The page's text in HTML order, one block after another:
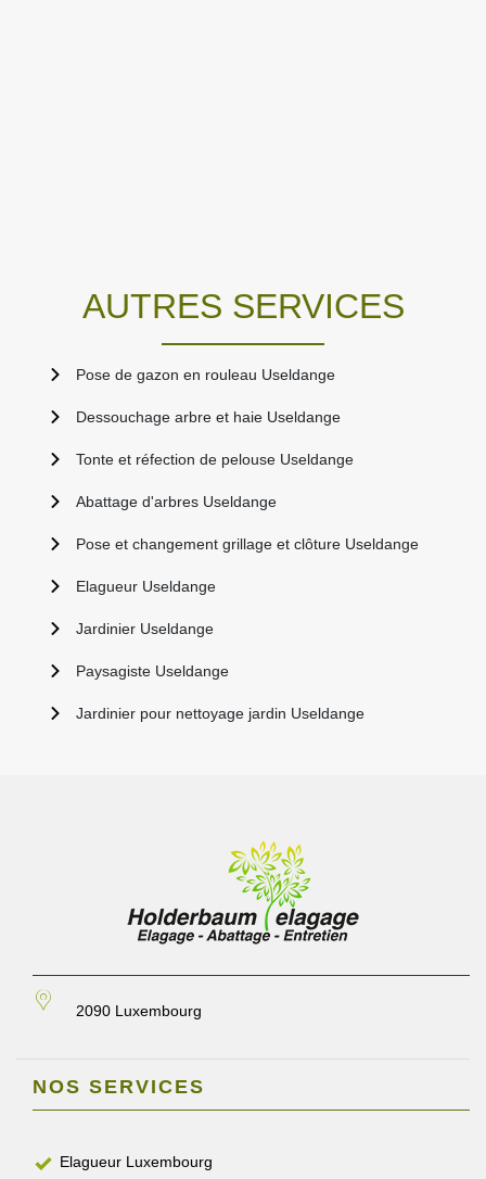
AUTRES SERVICES
Pose de gazon en rouleau Useldange
Dessouchage arbre et haie Useldange
Tonte et réfection de pelouse Useldange
Abattage d'arbres Useldange
Pose et changement grillage et clôture Useldange
Elagueur Useldange
Jardinier Useldange
Paysagiste Useldange
Jardinier pour nettoyage jardin Useldange
2090 Luxembourg
NOS SERVICES
Elagueur Luxembourg